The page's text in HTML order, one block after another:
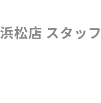
浜松店 スタッ